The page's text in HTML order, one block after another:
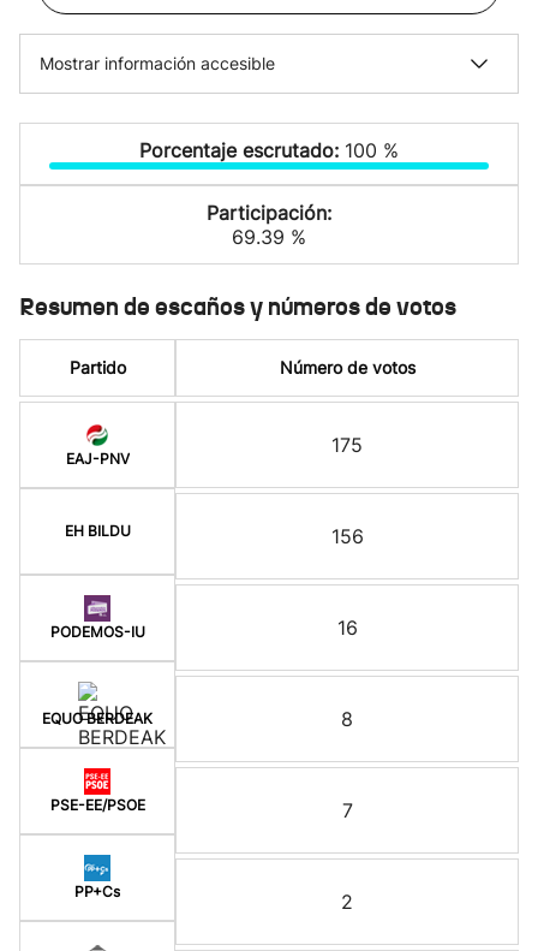
Mostrar información accesible
Porcentaje escrutado: 100 %
Participación:
69.39 %
Resumen de escaños y números de votos
Partido
EAJ-PNV
EH BILDU
PODEMOS-IU
EQUO BERDEAK
PSE-EE/PSOE
PP+Cs
Número de votos
175
156
16
8
7
2